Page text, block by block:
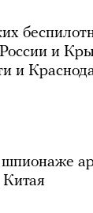
и
и